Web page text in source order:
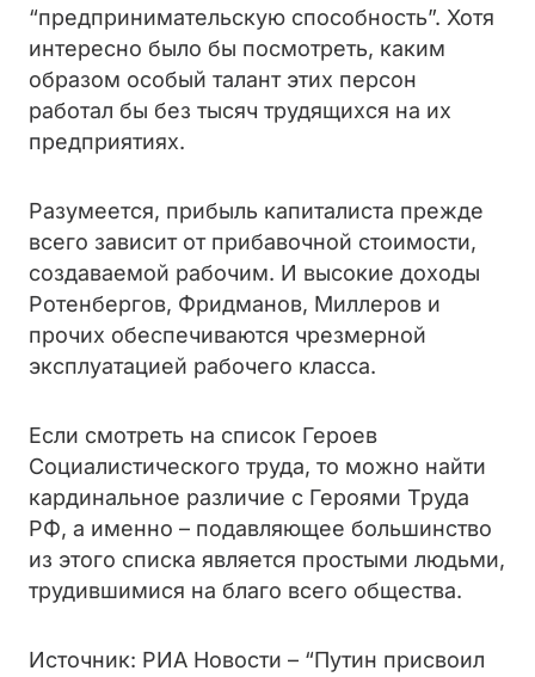
“предпринимательскую способность”. Хотя
интересно было бы посмотреть, каким
образом особый талант этих персон
работал бы без тысяч трудящихся на их
предприятиях.
Разумеется, прибыль капиталиста прежде
всего зависит от прибавочной стоимости,
создаваемой рабочим. И высокие доходы
Ротенбергов, Фридманов, Миллеров и
прочих обеспечиваются чрезмерной
эксплуатацией рабочего класса.
Если смотреть на список Героев
Социалистического труда, то можно найти
кардинальное различие с Героями Труда
РФ, а именно – подавляющее большинство
из этого списка является простыми людьми,
трудившимися на благо всего общества.
Источник: РИА Новости – “Путин присвоил